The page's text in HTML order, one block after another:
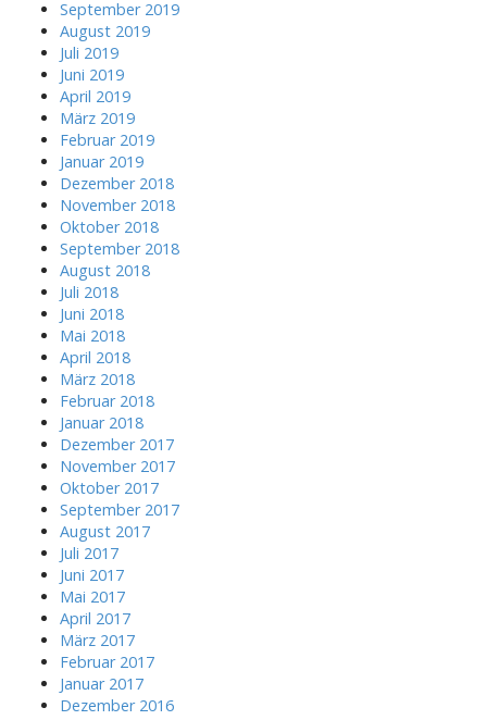
September 2019
August 2019
Juli 2019
Juni 2019
April 2019
März 2019
Februar 2019
Januar 2019
Dezember 2018
November 2018
Oktober 2018
September 2018
August 2018
Juli 2018
Juni 2018
Mai 2018
April 2018
März 2018
Februar 2018
Januar 2018
Dezember 2017
November 2017
Oktober 2017
September 2017
August 2017
Juli 2017
Juni 2017
Mai 2017
April 2017
März 2017
Februar 2017
Januar 2017
Dezember 2016